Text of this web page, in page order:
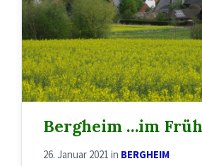
Bergheim …im
26. Januar 2021 in BERGHEIM